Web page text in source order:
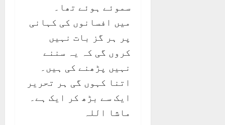
سموئے ہوئے تھا۔
میں افسانوں کی کہانی
پر ہر گز بات نہیں
کروں گی کہ یہ سننے
نہیں پڑھنے کی ہیں۔
اتنا کہوں گی ہر تحریر
ایک سے بڑھ کر ایک ہے۔
ماشا اللہ